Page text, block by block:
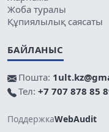
Жоба туралы
Құпиялылық саясаты
БАЙЛАНЫС
Пошта:
Тел: +7 707 878 85
ПоддержкаWebAudit